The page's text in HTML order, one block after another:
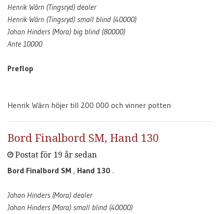
Henrik Wärn (Tingsryd) dealer
Henrik Wärn (Tingsryd) small blind (40000)
Johan Hinders (Mora) big blind (80000)
Ante 10000
Preflop
Henrik Wärn höjer till 200 000 och vinner potten
Bord Finalbord SM, Hand 130
Postat för 19 år sedan
Bord Finalbord SM , Hand 130 .
Johan Hinders (Mora) dealer
Johan Hinders (Mora) small blind (40000)